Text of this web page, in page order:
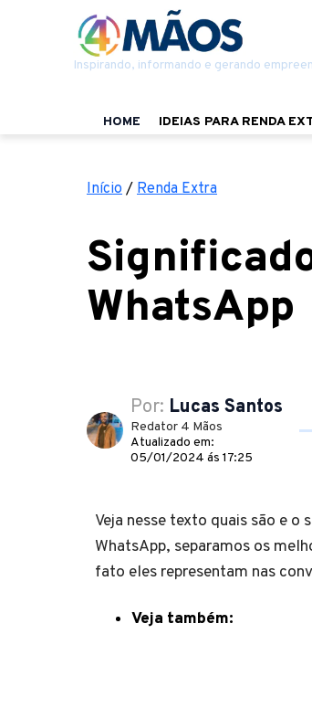
Inspirando, informando e gerando
HOME IDEIAS PARA RENDA
Início / Renda Extra
WhatsApp
Por: Lucas Santos
Redator 4 Mãos
Atualizado em:
05/01/2024 ás 17:25
Veja nesse texto quais são e o
WhatsApp, separamos os
fato eles representam nas
Veja também: